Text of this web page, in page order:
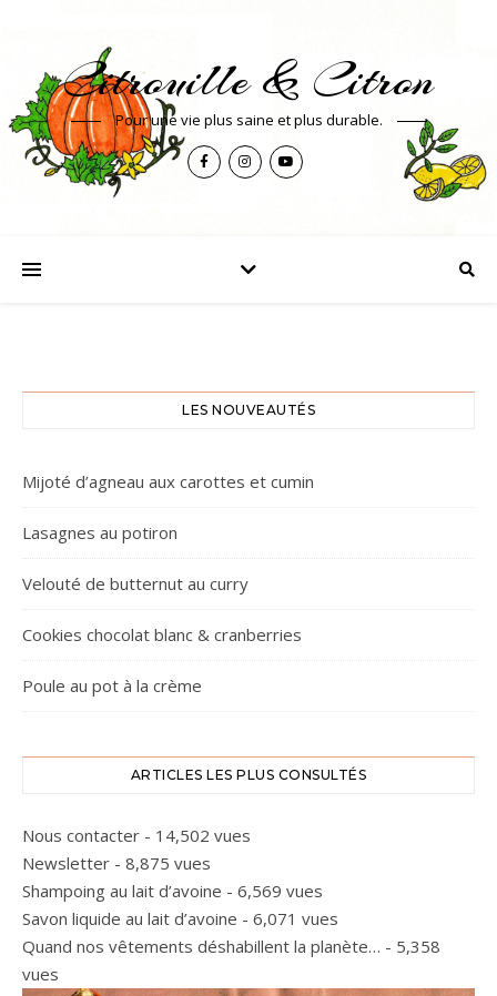
Citrouille & Citron
Pour une vie plus saine et plus durable.
LES NOUVEAUTÉS
Mijoté d’agneau aux carottes et cumin
Lasagnes au potiron
Velouté de butternut au curry
Cookies chocolat blanc & cranberries
Poule au pot à la crème
ARTICLES LES PLUS CONSULTÉS
Nous contacter - 14,502 vues
Newsletter - 8,875 vues
Shampoing au lait d’avoine - 6,569 vues
Savon liquide au lait d’avoine - 6,071 vues
Quand nos vêtements déshabillent la planète… - 5,358
vues